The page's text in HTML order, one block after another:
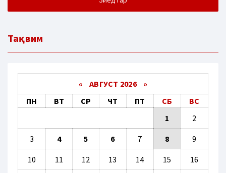
Тақвим
« АВГУСТ 2026 »
ПН
ВТ СР ЧТ ПТ СБ
ВС
1
2
3 4 5 6 7 8 9
10 11 12 13 14 15 16